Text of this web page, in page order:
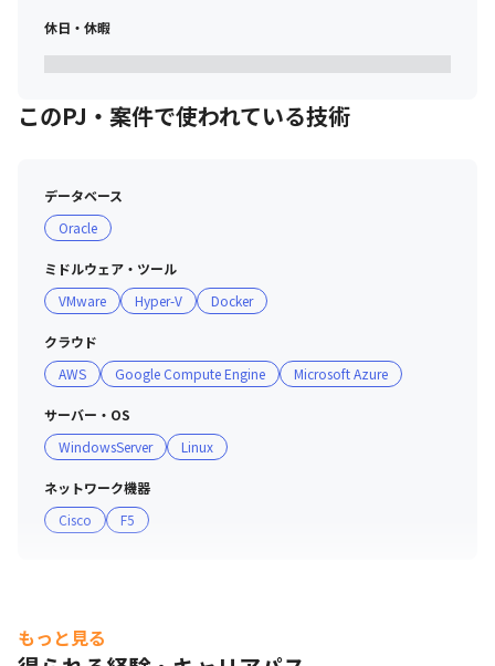
休日・休暇
このPJ・案件で使われている技術
データベース
Oracle
ミドルウェア・ツール
VMware
Hyper-V Docker
クラウド
AWS
Google Compute Engine Microsoft Azure
サーバー・OS
WindowsServer
Linux
ネットワーク機器
Cisco
F5
もっと見る